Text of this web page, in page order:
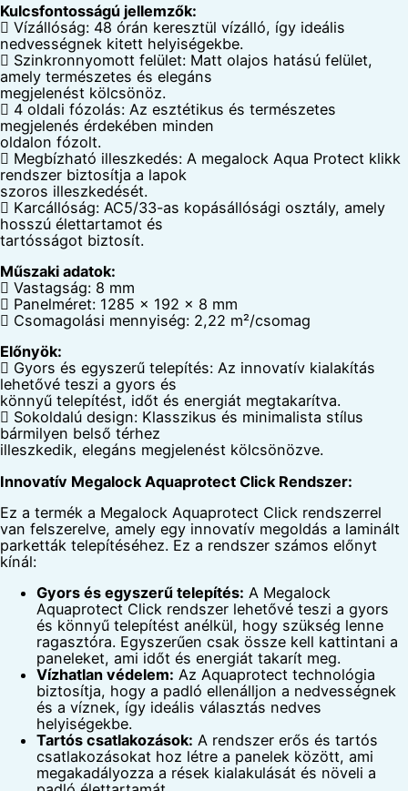
Kulcsfontosságú jellemzők:
 Vízállóság: 48 órán keresztül vízálló, így ideális
nedvességnek kitett helyiségekbe.
 Szinkronnyomott felület: Matt olajos hatású felület,
amely természetes és elegáns
megjelenést kölcsönöz.
 4 oldali fózolás: Az esztétikus és természetes
megjelenés érdekében minden
oldalon fózolt.
 Megbízható illeszkedés: A megalock Aqua Protect klikk
rendszer biztosítja a lapok
szoros illeszkedését.
 Karcállóság: AC5/33-as kopásállósági osztály, amely
hosszú élettartamot és
tartósságot biztosít.
Műszaki adatok:
 Vastagság: 8 mm
 Panelméret: 1285 x 192 x 8 mm
 Csomagolási mennyiség: 2,22 m²/csomag
Előnyök:
 Gyors és egyszerű telepítés: Az innovatív kialakítás
lehetővé teszi a gyors és
könnyű telepítést, időt és energiát megtakarítva.
 Sokoldalú design: Klasszikus és minimalista stílus
bármilyen belső térhez
illeszkedik, elegáns megjelenést kölcsönözve.
Innovatív Megalock Aquaprotect Click Rendszer:
Ez a termék a Megalock Aquaprotect Click rendszerrel
van felszerelve, amely egy innovatív megoldás a laminált
parketták telepítéséhez. Ez a rendszer számos előnyt
kínál:
Gyors és egyszerű telepítés: A Megalock
Aquaprotect Click rendszer lehetővé teszi a gyors
és könnyű telepítést anélkül, hogy szükség lenne
ragasztóra. Egyszerűen csak össze kell kattintani a
paneleket, ami időt és energiát takarít meg.
Vízhatlan védelem: Az Aquaprotect technológia
biztosítja, hogy a padló ellenálljon a nedvességnek
és a víznek, így ideális választás nedves
helyiségekbe.
Tartós csatlakozások: A rendszer erős és tartós
csatlakozásokat hoz létre a panelek között, ami
megakadályozza a rések kialakulását és növeli a